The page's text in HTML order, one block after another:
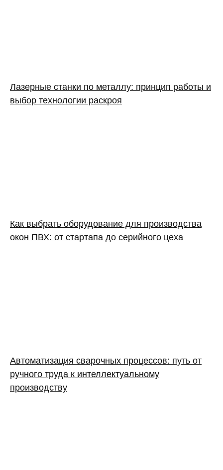
Лазерные станки по металлу: принцип работы и
выбор технологии раскроя
Как выбрать оборудование для производства
окон ПВХ: от стартапа до серийного цеха
Автоматизация сварочных процессов: путь от
ручного труда к интеллектуальному
производству